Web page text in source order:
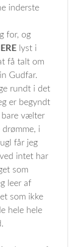
inderste
for, og
lyst i
få talt om
Gudfar.
rundt i det
er begyndt
bare vælter
i
får jeg
intet har
som
leer af
som ikke
hele hele